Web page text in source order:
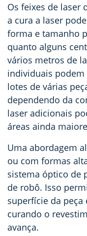
Os feixes de laser
a cura a laser
forma e tamanho
quanto alguns
vários metros de
individuais
lotes de várias
dependendo da
laser adicionais
áreas ainda
Uma abordagem
ou com formas
sistema óptico de
de robô. Isso
superfície da
curando o
avança.